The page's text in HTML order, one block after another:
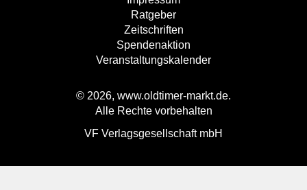
Ratgeber
Zeitschriften
Spendenaktion
Veranstaltungskalender
© 2026, www.oldtimer-markt.de.
Alle Rechte vorbehalten
VF Verlagsgesellschaft mbH